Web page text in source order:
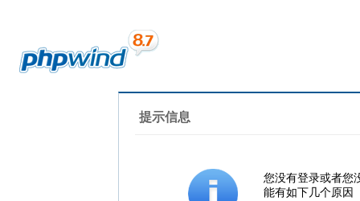
提示信息
您没有登录或者您
能有如下几个原因